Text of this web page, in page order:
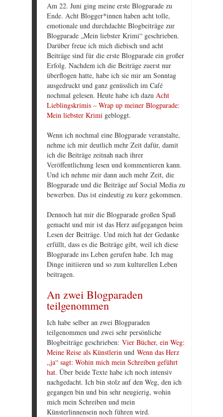
Am 22. Juni ging meine erste Blogparade zu
Ende. Acht Blogger*innen haben acht tolle,
emotionale und durchdachte Blogbeiträge zur
Blogparade „Mein liebster Krimi“ geschrieben.
Darüber freue ich mich diebisch und acht
Beiträge sind für die erste Blogparade ein großer
Erfolg. Nachdem ich die Beiträge zuerst nur
überflogen hatte, habe ich sie mir am Sonntag
ausgedruckt und ganz genüsslich im Café
nochmal gelesen. Heute habe ich dazu Acht
Lieblingskrimis – Wrap up meiner Blogparade:
Mein liebster Krimi gebloggt.
Wenn ich nochmal eine Blogparade veranstalte,
nehme ich mir deutlich mehr Zeit dafür, damit
ich die Beiträge zeitnah nach ihrer
Veröffentlichung lesen und kommentieren kann.
Und ich nehme mir dann auch mehr Zeit, die
Blogparade und die Beiträge auf Social Media zu
bewerben. Das ist eindeutig zu kurz gekommen.
Dennoch hat mir die Blogparade großen Spaß
gemacht und mir ist das Herz aufgegangen beim
Lesen der Beiträge. Und mich hat der Gedanke
erfüllt, dass es die Beiträge gibt, weil ich diese
Blogparade ins Leben gerufen habe. Ich mag
Dinge initiieren und so zum kulturellen Leben
beitragen.
An zwei Blogparaden
teilgenommen
Ich habe selber an zwei Blogparaden
teilgenommen und zwei sehr persönliche
Blogbeiträge geschrieben: Vier Bücher, ein Weg:
Meine Reise als Künstlerin und Wenn das Herz
„ja“ sagt: Wohin mich mein Schreiben geführt
hat. Über beide Texte habe ich noch intensiv
nachgedacht. Ich bin stolz auf den Weg, den ich
gegangen bin und bin sehr neugierig, wohin
mich mein Schreiben und mein
Künsterlinnensein noch führen wird.